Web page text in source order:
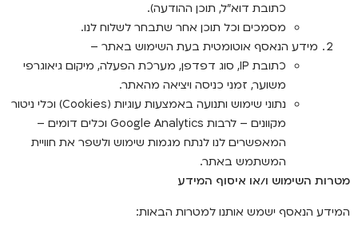
כתובת דוא”ל, תוכן ההודעה).
מסמכים וכל תוכן אחר שתבחר לשלוח לנו.
מידע הנאסף אוטומטית בעת השימוש באתר –
כתובת IP, סוג דפדפן, מערכת הפעלה, מיקום גיאוגרפי
משוער, זמני כניסה ויציאה מהאתר.
נתוני שימוש ותנועה באמצעות עוגיות (Cookies) וכלי ניטור
מקוונים – לרבות Google Analytics וכלים דומים –
המאפשרים לנו לנתח מגמות שימוש ולשפר את חוויית
המשתמש באתר.
מטרות השימוש ו/או איסוף המידע
המידע הנאסף ישמש אותנו למטרות הבאות: